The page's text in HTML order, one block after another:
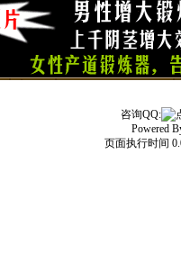
咨询QQ:
Powered
页面执行时间